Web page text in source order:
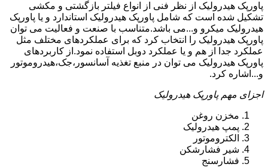
پاورپک هیدرولیک از نظر فنی از انواع فیلتر بازگشتی و مکشی
تشکیل شده است که شامل پاورپک هیدرولیک استاندارد و یا پاورپک
هیدرولیک میکرو و...می باشد.متناسب با صنعت و فعالیت می توان
پاورپک هیدرولیک را انتخاب کرد که برای عملکردهای مختلف مثل
عملکرد جدا از هم و یا عملکرد دوبل استفاده نمود.از کاربردهای
پاورپک هیدرولیک می توان در منبع تغذیه آسانسور،جک،هیدروموتور
و...اشاره کرد.
اجزای مهم پاورپک هیدرولیک
مخزن روغن
پمپ هیدرولیک
الکتروموتور
شیر فشارشکن
فشارسنج